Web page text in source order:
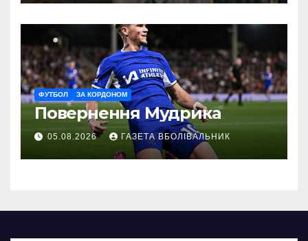
ФУТБОЛ ЗА КОРДОНОМ
Повернення Мудрика
05.08.2026 ГАЗЕТА ВБОЛІВАЛЬНИК